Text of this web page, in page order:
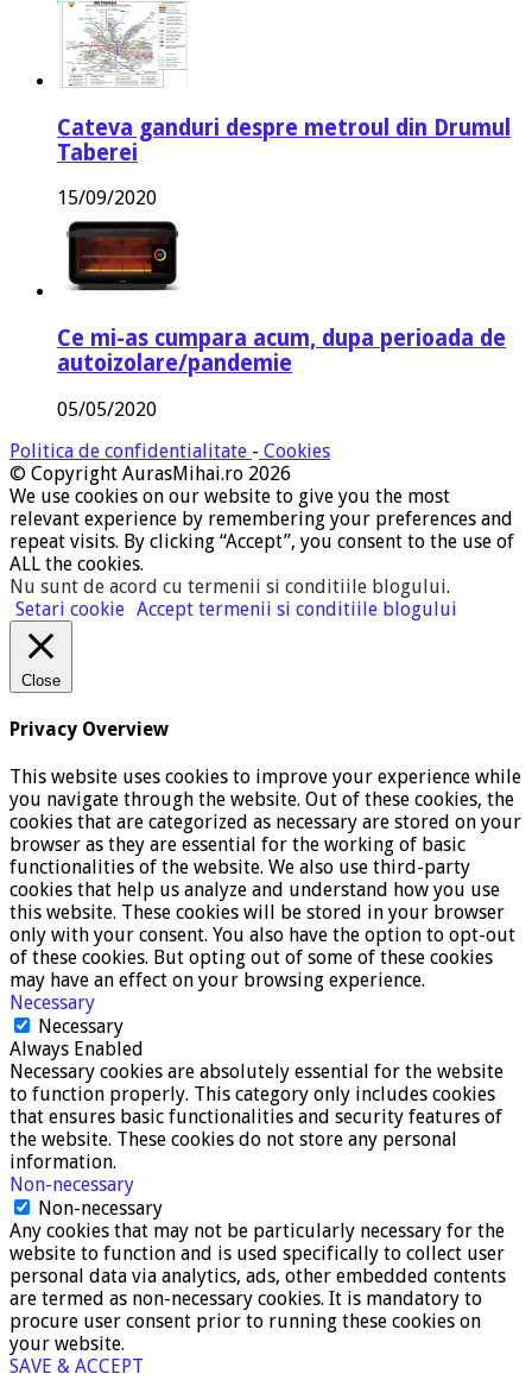
Cateva ganduri despre metroul din Drumul
Taberei
15/09/2020
Ce mi-as cumpara acum, dupa perioada de
autoizolare/pandemie
05/05/2020
Politica de confidentialitate - Cookies
© Copyright AurasMihai.ro 2026
We use cookies on our website to give you the most
relevant experience by remembering your preferences and
repeat visits. By clicking “Accept”, you consent to the use of
ALL the cookies.
Nu sunt de acord cu termenii si conditiile blogului.
Setari cookie Accept termenii si conditiile blogului
Close
Privacy Overview
This website uses cookies to improve your experience while
you navigate through the website. Out of these cookies, the
cookies that are categorized as necessary are stored on your
browser as they are essential for the working of basic
functionalities of the website. We also use third-party
cookies that help us analyze and understand how you use
this website. These cookies will be stored in your browser
only with your consent. You also have the option to opt-out
of these cookies. But opting out of some of these cookies
may have an effect on your browsing experience.
Necessary
Necessary
Always Enabled
Necessary cookies are absolutely essential for the website
to function properly. This category only includes cookies
that ensures basic functionalities and security features of
the website. These cookies do not store any personal
information.
Non-necessary
Non-necessary
Any cookies that may not be particularly necessary for the
website to function and is used specifically to collect user
personal data via analytics, ads, other embedded contents
are termed as non-necessary cookies. It is mandatory to
procure user consent prior to running these cookies on
your website.
SAVE & ACCEPT